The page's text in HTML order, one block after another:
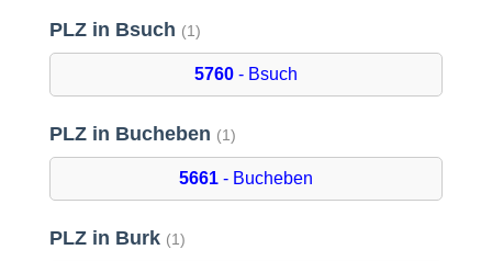
PLZ in Bsuch (1)
5760- Bsuch
PLZ in Bucheben (1)
5661- Bucheben
PLZ in Burk (1)